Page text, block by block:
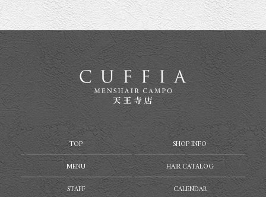
TOP
SHOP INFO
MENU
HAIR CATALOG
STAFF
CALENDAR